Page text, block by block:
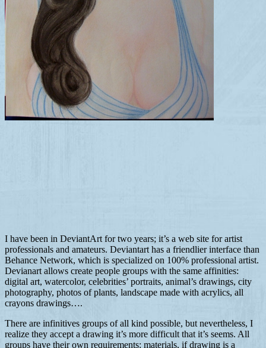
I have been in DeviantArt for two years; it’s a web site for artist
professionals and amateurs. Deviantart has a friendlier interface than
Behance Network, which is specialized on 100% professional artist.
Devianart allows create people groups with the same affinities:
digital art, watercolor, celebrities’ portraits, animal’s drawings, city
photography, photos of plants, landscape made with acrylics, all
crayons drawings….
There are infinitives groups of all kind possible, but nevertheless, I
realize they accept a drawing it’s more difficult that it’s seems. All
groups have their own requirements: materials, if drawing is a